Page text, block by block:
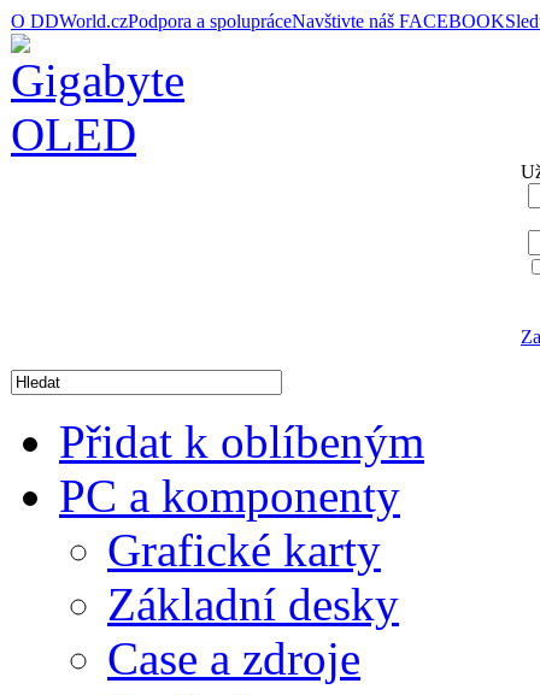
O DDWorld.czPodpora a spolupráceNavštivte náš FACEBOOK
Přidat k oblíbeným
PC a komponenty
Grafické karty
Základní desky
Case a zdroje